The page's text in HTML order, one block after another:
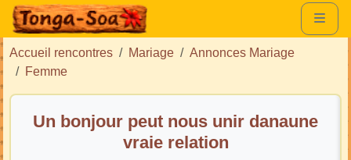
Accueil rencontres Mariage
Annonces Mariage
Femme
Un bonjour peut nous unir danaune
vraie relation